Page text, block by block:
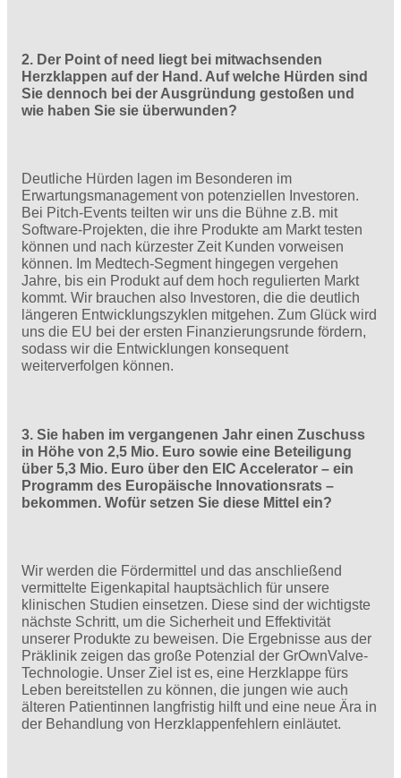
2. Der Point of need liegt bei mitwachsenden
Herzklappen auf der Hand. Auf welche Hürden sind
Sie dennoch bei der Ausgründung gestoßen und
wie haben Sie sie überwunden?
Deutliche Hürden lagen im Besonderen im
Erwartungsmanagement von potenziellen Investoren.
Bei Pitch-Events teilten wir uns die Bühne z.B. mit
Software-Projekten, die ihre Produkte am Markt testen
können und nach kürzester Zeit Kunden vorweisen
können. Im Medtech-Segment hingegen vergehen
Jahre, bis ein Produkt auf dem hoch regulierten Markt
kommt. Wir brauchen also Investoren, die die deutlich
längeren Entwicklungszyklen mitgehen. Zum Glück wird
uns die EU bei der ersten Finanzierungsrunde fördern,
sodass wir die Entwicklungen konsequent
weiterverfolgen können.
3. Sie haben im vergangenen Jahr einen Zuschuss
in Höhe von 2,5 Mio. Euro sowie eine Beteiligung
über 5,3 Mio. Euro über den EIC Accelerator – ein
Programm des Europäische Innovationsrats –
bekommen. Wofür setzen Sie diese Mittel ein?
Wir werden die Fördermittel und das anschließend
vermittelte Eigenkapital hauptsächlich für unsere
klinischen Studien einsetzen. Diese sind der wichtigste
nächste Schritt, um die Sicherheit und Effektivität
unserer Produkte zu beweisen. Die Ergebnisse aus der
Präklinik zeigen das große Potenzial der GrOwnValve-
Technologie. Unser Ziel ist es, eine Herzklappe fürs
Leben bereitstellen zu können, die jungen wie auch
älteren Patientinnen langfristig hilft und eine neue Ära in
der Behandlung von Herzklappenfehlern einläutet.